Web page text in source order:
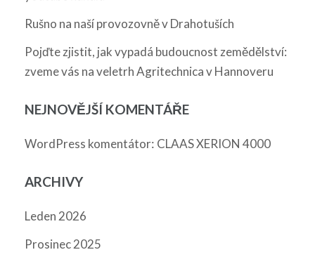
Rušno na naší provozovně v Drahotuších
Pojďte zjistit, jak vypadá budoucnost zemědělství:
zveme vás na veletrh Agritechnica v Hannoveru
NEJNOVĚJŠÍ KOMENTÁŘE
WordPress komentátor: CLAAS XERION 4000
ARCHIVY
Leden 2026
Prosinec 2025